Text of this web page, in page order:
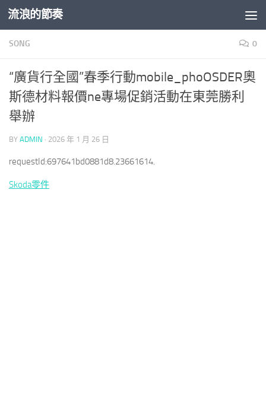
Skip to content
流浪的節奏
SONG 0
“廣貨行全國”春季行動mobile_phoOSDER奧
斯德材料報價ne專場促銷活動在東莞勝利
舉辦
BY ADMIN · 2026 年 1 月 26 日
requestId:697641bd0881d8.23661614.
Skoda零件